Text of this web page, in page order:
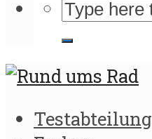
Testabteilung